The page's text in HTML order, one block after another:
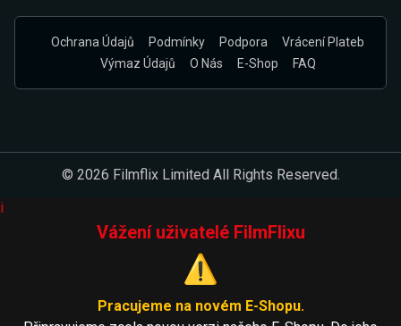
Ochrana Údajů Podmínky Podpora
Vrácení Plateb
Výmaz Údajů
O Nás E-Shop FAQ
© 2026 Filmflix Limited All Rights Reserved.
i
Vážení uživatelé FilmFlixu
⚠️
Pracujeme na novém E-Shopu.